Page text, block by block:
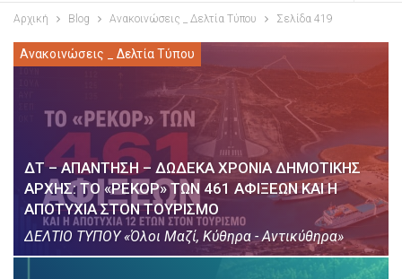
Αρχική Blog Ανακοινώσεις _ Δελτία Τύπου Σελίδα 419
Ανακοινώσεις _ Δελτία Τύπου
ΔΤ – ΑΠΑΝΤΗΣΗ – ΔΩΔΕΚΑ ΧΡΟΝΙΑ ΔΗΜΟΤΙΚΗΣ
ΑΡΧΗΣ: ΤΟ «ΡΕΚΟΡ» ΤΩΝ 461 ΑΦΙΞΕΩΝ ΚΑΙ Η
ΑΠΟΤΥΧΙΑ ΣΤΟΝ ΤΟΥΡΙΣΜΟ
ΔΕΛΤΙΟ ΤΥΠΟΥ «Όλοι Μαζί, Κύθηρα - Αντικύθηρα»